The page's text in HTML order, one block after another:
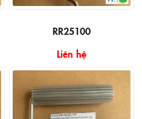
RR25100
Liên hệ